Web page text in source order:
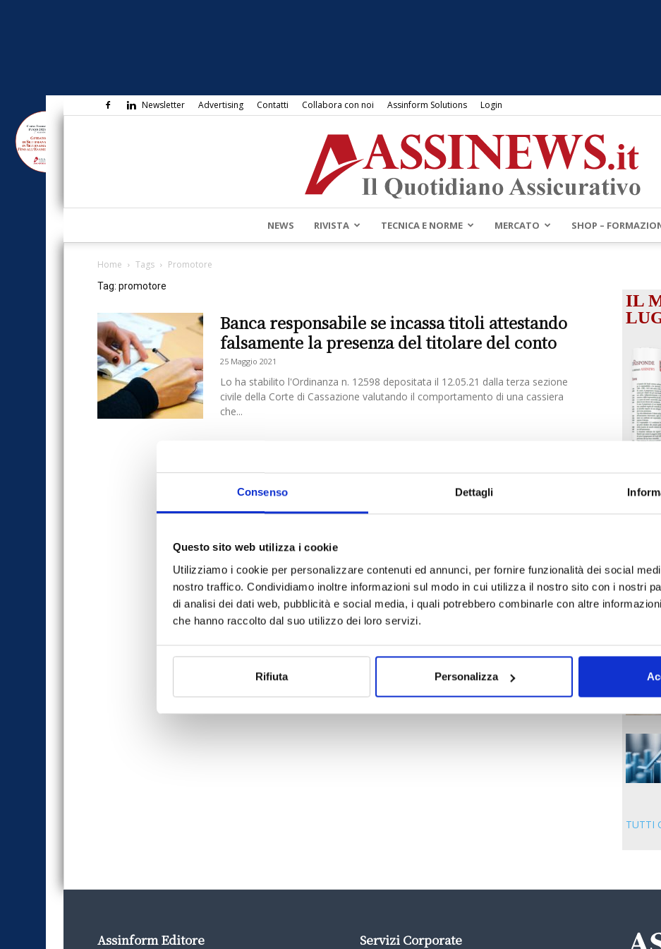
Consenso Dettagli
Questo sito web utilizza i cookie
Utilizziamo i cookie per personalizzare contenuti ed annunci, per fornire funzionalità dei social
nostro traffico. Condividiamo inoltre informazioni sul modo in cui utilizza il nostro sito con i nostri
di analisi dei dati web, pubblicità e social media, i quali potrebbero combinarle con altre
che hanno raccolto dal suo utilizzo dei loro servizi.
Rifiuta Personalizza
Newsletter Advertising Contatti Collabora con noi Assinform Solutions Login
Assinews.it
NEWS RIVISTA TECNICA E NORME MERCATO SHOP –
Home Tags Promotore
Tag: promotore
Banca responsabile se incassa titoli attestando
falsamente la presenza del titolare del conto
25 Maggio 2021
Lo ha stabilito l'Ordinanza n. 12598 depositata il 12.05.21 dalla terza sezione
civile della Corte di Cassazione valutando il comportamento di una cassiera
che...
IL
TUTTI
Assinform Editore Servizi Corporate